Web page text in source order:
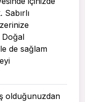
Doğal
de sağlam
olduğunuzdan